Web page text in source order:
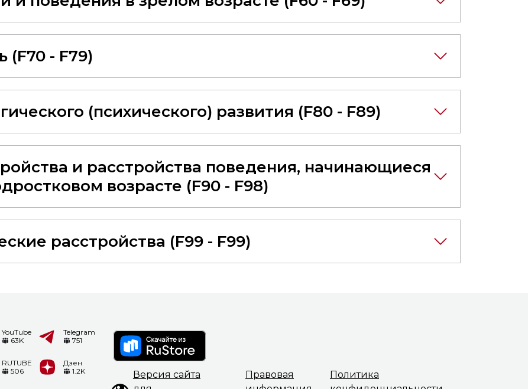
(F70 - F79)
(психического) развития (F80 - F89)
и расстройства поведения, начинающиеся
возрасте (F90 - F98)
расстройства (F99 - F99)
YouTube
63K
Telegram
751
RUTUBE
506
Дзен
1.2K
Версия сайта
Правовая
Политика